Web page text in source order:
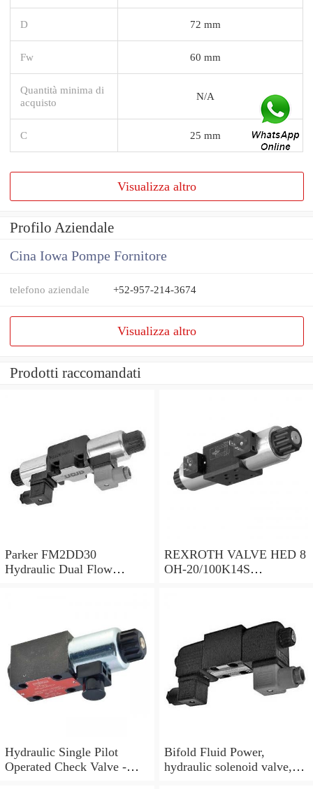
D 72 mm
Fw 60 mm
Quantità minima di
acquisto
N/A
C 25 mm
Visualizza altro
Profilo Aziendale
Cina Iowa Pompe Fornitore
telefono aziendale +52-957-214-3674
Visualizza altro
Prodotti raccomandati
Parker FM2DD30
Hydraulic Dual Flow
REXROTH VALVE HED 8
OH-20/100K14S
Hydraulic Single Pilot
Operated Check Valve -
Bifold Fluid Power,
hydraulic solenoid valve,